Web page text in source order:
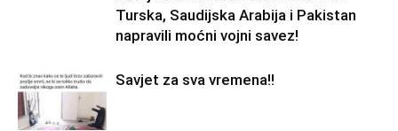
Turska, Saudijska Arabija i Pakistan
napravili moćni vojni savez!
Savjet za sva vremena!!